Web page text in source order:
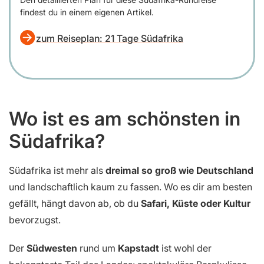
findest du in einem eigenen Artikel.
zum Reiseplan: 21 Tage Südafrika
Wo ist es am schönsten in
Südafrika?
Südafrika ist mehr als dreimal so groß wie Deutschland
und landschaftlich kaum zu fassen. Wo es dir am besten
gefällt, hängt davon ab, ob du Safari, Küste oder Kultur
bevorzugst.
Der Südwesten rund um Kapstadt ist wohl der